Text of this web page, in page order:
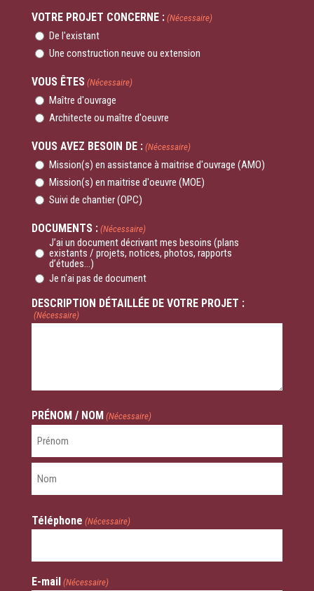
VOTRE PROJET CONCERNE : (Nécessaire)
De l'existant
Une construction neuve ou extension
VOUS ÊTES (Nécessaire)
Maître d'ouvrage
Architecte ou maître d'oeuvre
VOUS AVEZ BESOIN DE : (Nécessaire)
Mission(s) en assistance à maitrise d'ouvrage (AMO)
Mission(s) en maitrise d'oeuvre (MOE)
Suivi de chantier (OPC)
DOCUMENTS : (Nécessaire)
J’ai un document décrivant mes besoins (plans
existants / projets, notices, photos, rapports
d’études...)
Je n'ai pas de document
DESCRIPTION DÉTAILLÉE DE VOTRE PROJET :
(Nécessaire)
PRÉNOM / NOM (Nécessaire)
Prénom
Téléphone (Nécessaire)
E-mail (Nécessaire)